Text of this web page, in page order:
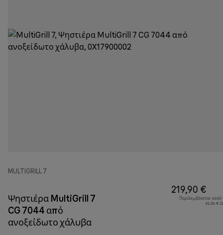
MULTIGRILL 7
Ψηστιέρα MultiGrill 7
CG 7044 από
ανοξείδωτο χάλυβα
219,90 €
Περιλαμβάνεται
42,56 €